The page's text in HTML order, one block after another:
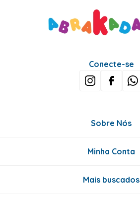
Conecte-se
Sobre Nós
Minha Conta
Mais buscados